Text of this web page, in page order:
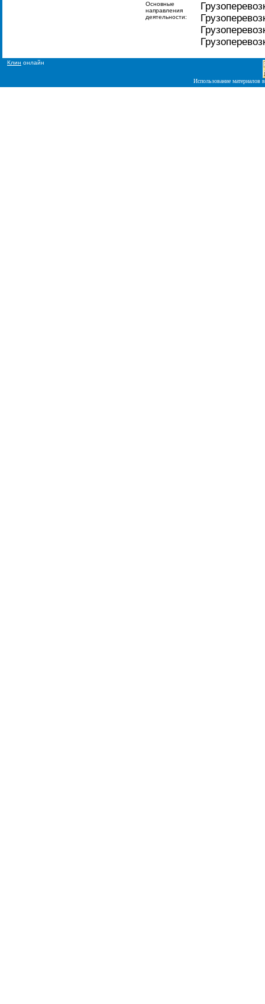
Основные
направления
деятельности:
Клин онлайн
Использование материалов